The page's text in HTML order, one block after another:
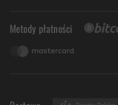
Metody płatności